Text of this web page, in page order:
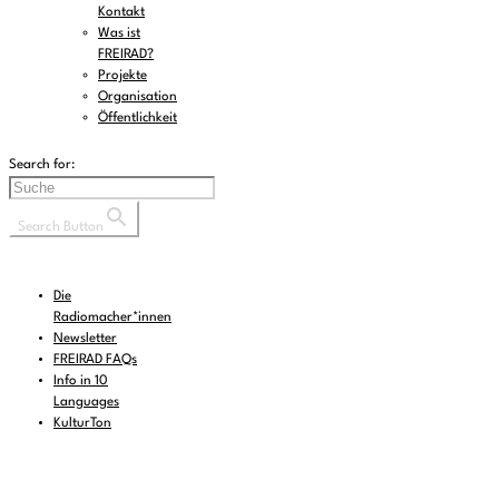
Kontakt
Was ist
FREIRAD?
Projekte
Organisation
Öffentlichkeit
Search for:
Search Button
Die
Radiomacher*innen
Newsletter
FREIRAD FAQs
Info in 10
Languages
KulturTon